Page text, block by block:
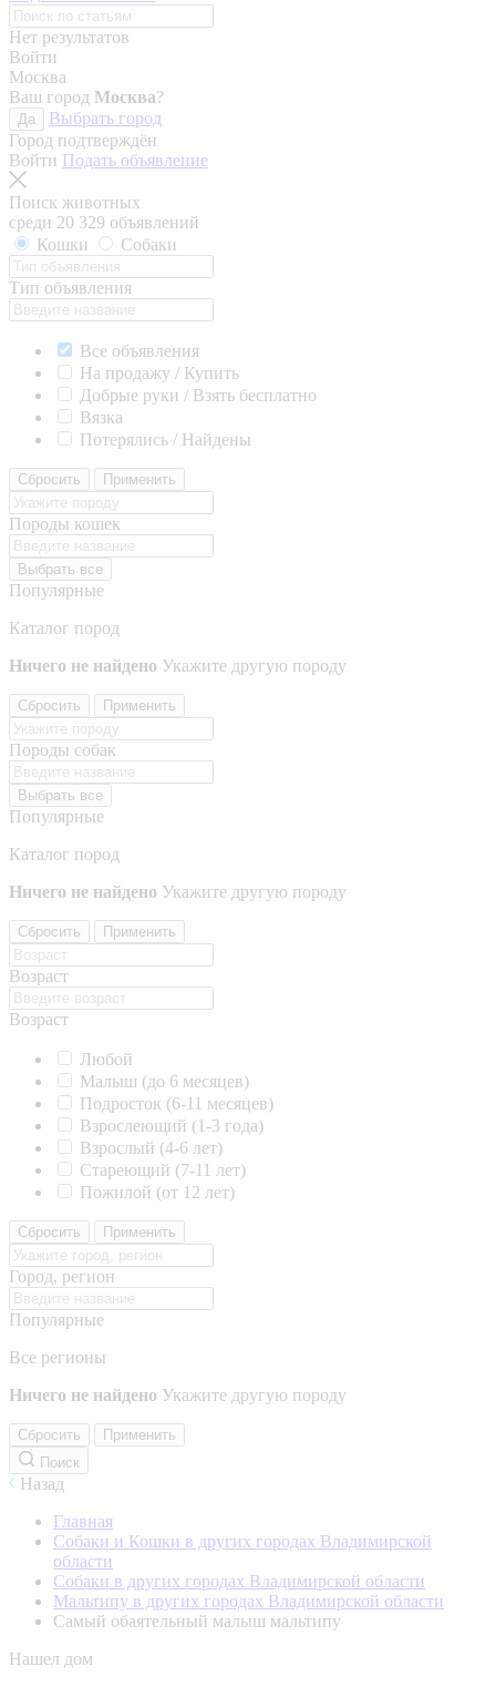
Нет результатов
Войти
Москва
Ваш город Москва?
Да
Выбрать город
Город подтверждён
Войти Подать объявление
Поиск животных
среди 20 329 объявлений
Кошки
Собаки
Тип объявления
Все объявления
На продажу / Купить
Добрые руки / Взять бесплатно
Вязка
Потерялись / Найдены
Сбросить Применить
Породы кошек
Выбрать все
Популярные
Каталог пород
Ничего не найдено Укажите другую породу
Сбросить Применить
Породы собак
Выбрать все
Популярные
Каталог пород
Ничего не найдено Укажите другую породу
Сбросить Применить
Возраст
Возраст
Любой
Малыш (до 6 месяцев)
Подросток (6-11 месяцев)
Взрослеющий (1-3 года)
Взрослый (4-6 лет)
Стареющий (7-11 лет)
Пожилой (от 12 лет)
Сбросить Применить
Город, регион
Популярные
Все регионы
Ничего не найдено Укажите другую породу
Сбросить
Применить
Поиск
Назад
Главная
Собаки и Кошки в других городах Владимирской
области
Собаки в других городах Владимирской области
Мальтипу в других городах Владимирской области
Самый обаятельный малыш мальтипу
Нашел дом